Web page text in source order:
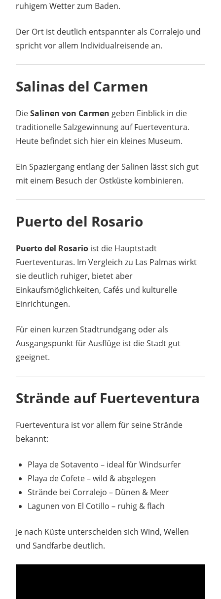
ruhigem Wetter zum Baden.
Der Ort ist deutlich entspannter als Corralejo und
spricht vor allem Individualreisende an.
Salinas del Carmen
DieSalinen von Carmen geben Einblick in die
traditionelle Salzgewinnung auf Fuerteventura.
Heute befindet sich hier ein kleines Museum.
Ein Spaziergang entlang der Salinen lässt sich gut
mit einem Besuch der Ostküste kombinieren.
Puerto del Rosario
Puerto del Rosario ist die Hauptstadt
Fuerteventuras. Im Vergleich zu Las Palmas wirkt
sie deutlich ruhiger, bietet aber
Einkaufsmöglichkeiten, Cafés und kulturelle
Einrichtungen.
Für einen kurzen Stadtrundgang oder als
Ausgangspunkt für Ausflüge ist die Stadt gut
geeignet.
Strände auf Fuerteventura
Fuerteventura ist vor allem für seine Strände
bekannt:
Playa de Sotavento – ideal für Windsurfer
Playa de Cofete – wild & abgelegen
Strände bei Corralejo – Dünen & Meer
Lagunen von El Cotillo – ruhig & flach
Je nach Küste unterscheiden sich Wind, Wellen
und Sandfarbe deutlich.